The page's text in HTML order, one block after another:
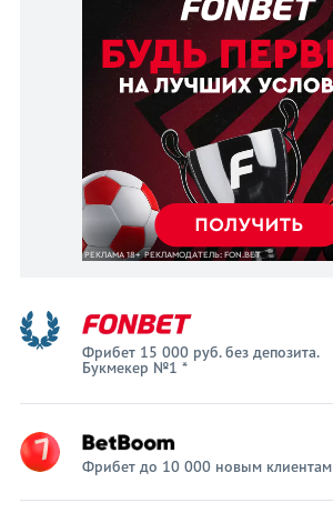
Фрибет 15 000 руб. без депозита.
Букмекер №1 *
Фрибет до 10 000 новым клиентам